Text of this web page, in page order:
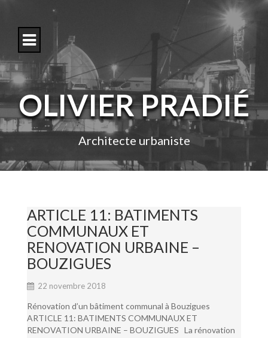
o
c
n
e
OLIVIER PRADIÉ
Architecte urbaniste
ARTICLE 11: BATIMENTS
COMMUNAUX ET
RENOVATION URBAINE –
BOUZIGUES
22 novembre 2018
Rénovation d’un bâtiment communal à Bouzigues
ARTICLE 11: BATIMENTS COMMUNAUX ET
RENOVATION URBAINE – BOUZIGUES La rénovation